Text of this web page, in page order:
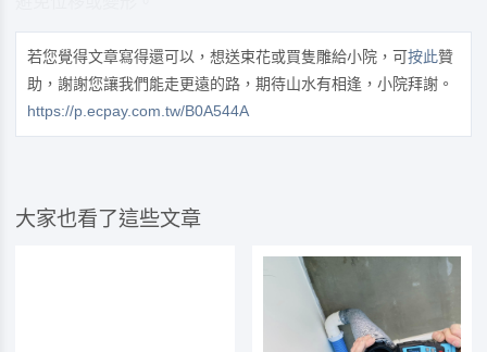
若您覺得文章寫得還可以，想送束花或買隻雕給小院，可按此贊
助，謝謝您讓我們能走更遠的路，期待山水有相逢，小院拜謝。
https://p.ecpay.com.tw/B0A544A
大家也看了這些文章